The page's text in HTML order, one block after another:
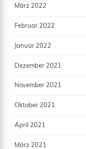
März 2022
Februar 2022
Januar 2022
Dezember 2021
November 2021
Oktober 2021
April 2021
März 2021